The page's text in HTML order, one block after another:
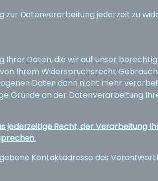
zur Datenverarbeitung jederzeit zu
Daten, die wir auf unser
Ihrem Widerspruchsrecht
Daten dann nicht mehr
Gründe an der Datenverarbeitung
jederzeitige Recht, der Verarbeitung
Kontaktadresse des